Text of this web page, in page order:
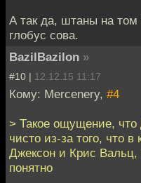
А так да, штаны на том
глобус сова.
BazilBazilon »
#10 | 12.12.15 11:17
Кому: Mercenery, #4
> Такое ощущение,
чисто из-за того, что
Джексон и Крис Вальц,
понятно